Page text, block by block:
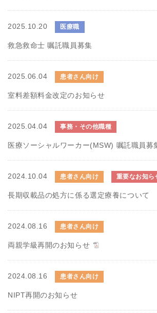
2025.10.20 医療職
救急救命士 嘱託職員募集
2025.06.04 患者さん向け
室料差額料金改定のお知らせ
2025.04.04 事務・その他職種
医療ソーシャルワーカー(MSW) 嘱託職員募
2024.10.04 患者さん向け 重要なお知ら
長期収載品の処方に係る選定療養について
2024.08.16 患者さん向け
両親学級再開のお知らせ
2024.08.16 患者さん向け
NIPT再開のお知らせ